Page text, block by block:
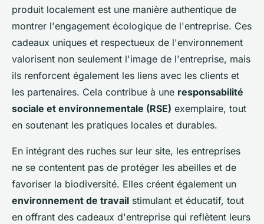
produit localement est une manière authentique de
montrer l'engagement écologique de l'entreprise. Ces
cadeaux uniques et respectueux de l'environnement
valorisent non seulement l'image de l'entreprise, mais
ils renforcent également les liens avec les clients et
les partenaires. Cela contribue à une responsabilité
sociale et environnementale (RSE) exemplaire, tout
en soutenant les pratiques locales et durables.
En intégrant des ruches sur leur site, les entreprises
ne se contentent pas de protéger les abeilles et de
favoriser la biodiversité. Elles créent également un
environnement de travail stimulant et éducatif, tout
en offrant des cadeaux d'entreprise qui reflètent leurs